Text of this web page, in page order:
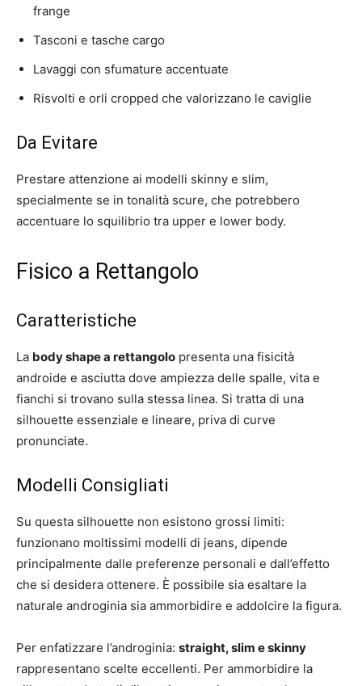
frange
Tasconi e tasche cargo
Lavaggi con sfumature accentuate
Risvolti e orli cropped che valorizzano le caviglie
Da Evitare
Prestare attenzione ai modelli skinny e slim,
specialmente se in tonalità scure, che potrebbero
accentuare lo squilibrio tra upper e lower body.
Fisico a Rettangolo
Caratteristiche
La body shape a rettangolo presenta una fisicità
androide e asciutta dove ampiezza delle spalle, vita e
fianchi si trovano sulla stessa linea. Si tratta di una
silhouette essenziale e lineare, priva di curve
pronunciate.
Modelli Consigliati
Su questa silhouette non esistono grossi limiti:
funzionano moltissimi modelli di jeans, dipende
principalmente dalle preferenze personali e dall’effetto
che si desidera ottenere. È possibile sia esaltare la
naturale androginia sia ammorbidire e addolcire la figura.
Per enfatizzare l’androginia: straight, slim e skinny
rappresentano scelte eccellenti. Per ammorbidire la